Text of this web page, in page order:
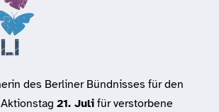
des Berliner Bündnisses für den
21. Julifür verstorbene